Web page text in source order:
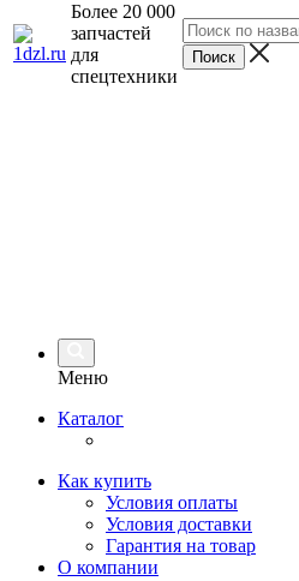
Более 20 000
запчастей
для
спецтехники
Меню
Каталог
Как купить
Условия оплаты
Условия доставки
Гарантия на товар
О компании